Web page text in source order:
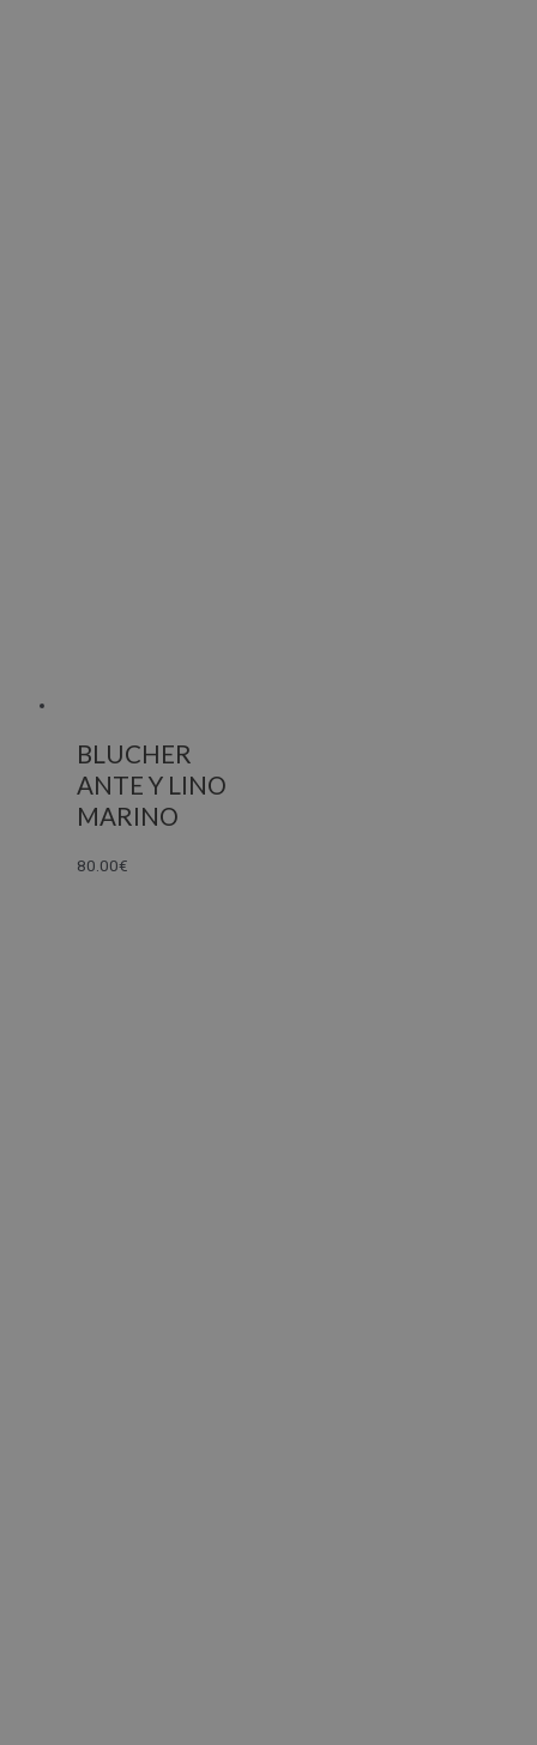
BLUCHER
ANTE Y LINO
MARINO
80.00€